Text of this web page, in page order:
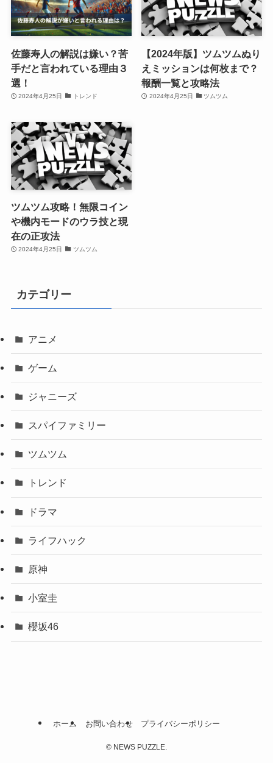
佐藤寿人の解説は嫌い？苦
手だと言われている理由３
選！
2024年4月25日 トレンド
【2024年版】ツムツムぬり
えミッションは何枚まで？
報酬一覧と攻略法
2024年4月25日 ツムツム
ツムツム攻略！無限コイン
や機内モードのウラ技と現
在の正攻法
2024年4月25日 ツムツム
カテゴリー
アニメ
ゲーム
ジャニーズ
スパイファミリー
ツムツム
トレンド
ドラマ
ライフハック
原神
小室圭
櫻坂46
ホーム お問い合わせ プライバシーポリシー
© NEWS PUZZLE.